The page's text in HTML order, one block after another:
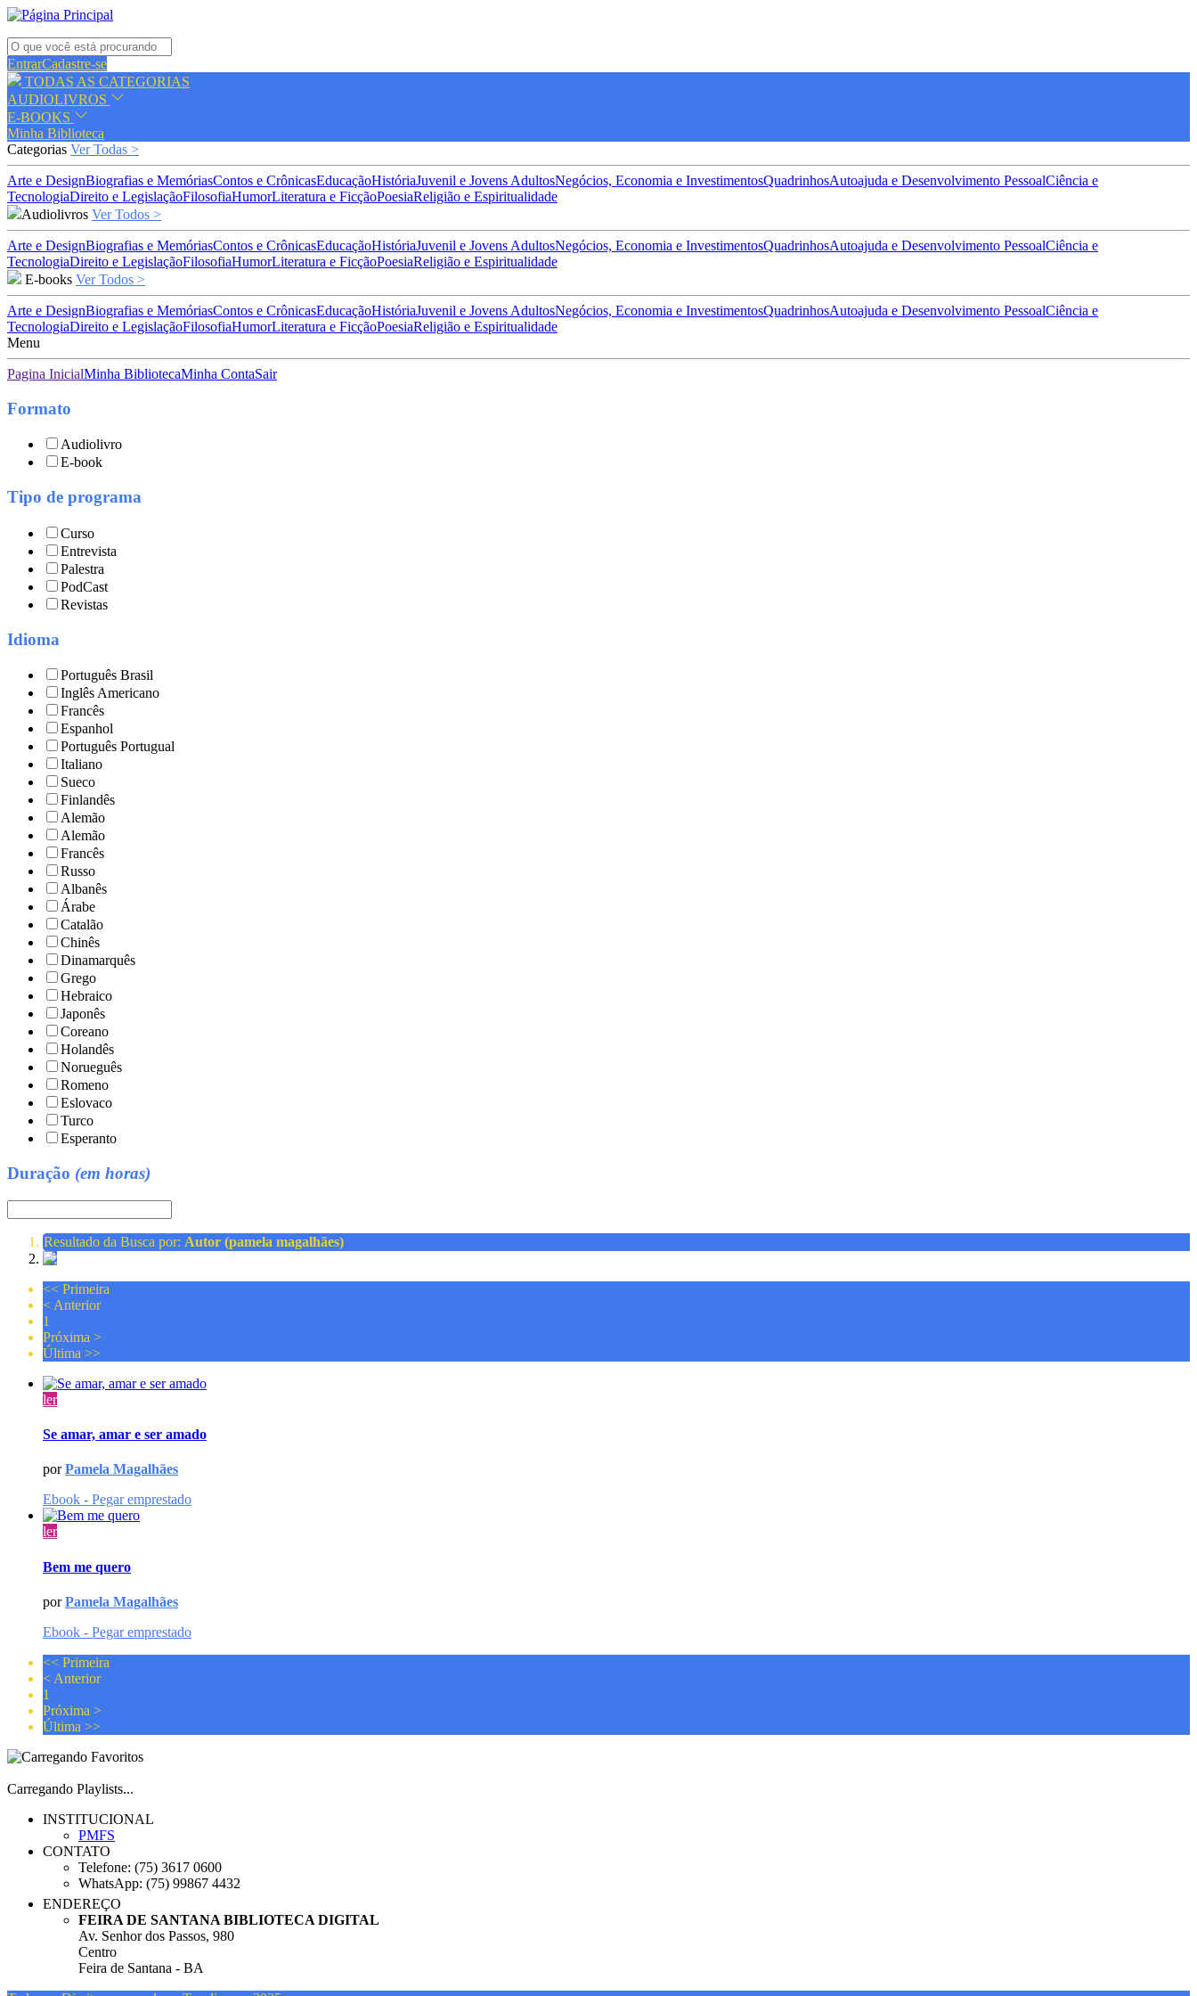
EntrarCadastre-se
TODAS AS CATEGORIAS
AUDIOLIVROS
E-BOOKS
Minha Biblioteca
Categorias Ver Todas >
Arte e DesignBiografias e MemóriasContos e CrônicasEducaçãoHistóriaJuvenil e Jovens AdultosNegócios, Economia e InvestimentosQuadrinhosAutoajuda e Desenvolvimento PessoalCiência e
TecnologiaDireito e LegislaçãoFilosofiaHumorLiteratura e FicçãoPoesiaReligião e Espiritualidade
Audiolivros Ver Todos >
Arte e DesignBiografias e MemóriasContos e CrônicasEducaçãoHistóriaJuvenil e Jovens AdultosNegócios, Economia e InvestimentosQuadrinhosAutoajuda e Desenvolvimento PessoalCiência e
TecnologiaDireito e LegislaçãoFilosofiaHumorLiteratura e FicçãoPoesiaReligião e Espiritualidade
E-books Ver Todos >
Arte e DesignBiografias e MemóriasContos e CrônicasEducaçãoHistóriaJuvenil e Jovens AdultosNegócios, Economia e InvestimentosQuadrinhosAutoajuda e Desenvolvimento PessoalCiência e
TecnologiaDireito e LegislaçãoFilosofiaHumorLiteratura e FicçãoPoesiaReligião e Espiritualidade
Menu
Pagina InicialMinha BibliotecaMinha ContaSair
Formato
Audiolivro
E-book
Tipo de programa
Curso
Entrevista
Palestra
PodCast
Revistas
Idioma
Português Brasil
Inglês Americano
Francês
Espanhol
Português Portugual
Italiano
Sueco
Finlandês
Alemão
Alemão
Francês
Russo
Albanês
Árabe
Catalão
Chinês
Dinamarquês
Grego
Hebraico
Japonês
Coreano
Holandês
Norueguês
Romeno
Eslovaco
Turco
Esperanto
Duração (em horas)
Resultado da Busca por: Autor (pamela magalhães)
<< Primeira
< Anterior
1
Próxima >
Última >>
ler
Se amar, amar e ser amado
porPamela Magalhães
Ebook - Pegar emprestado
ler
Bem me quero
porPamela Magalhães
Ebook - Pegar emprestado
<< Primeira
< Anterior
1
Próxima >
Última >>
Carregando Playlists...
INSTITUCIONAL
PMFS
CONTATO
Telefone: (75) 3617 0600
WhatsApp: (75) 99867 4432
ENDEREÇO
FEIRA DE SANTANA BIBLIOTECA DIGITAL
Av. Senhor dos Passos, 980
Centro
Feira de Santana - BA